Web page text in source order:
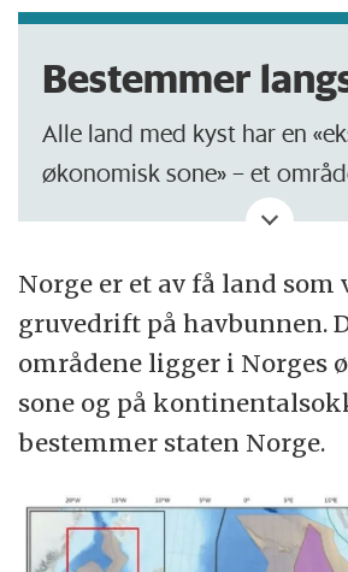
Bestemmer
Alle land med kyst har en
økonomisk sone» – et
400 kilometer som strekker
havbunnen, ifølge FN.
Dette gjelder også kystlinjen
som tilhører Norge, slik som
Norges kontinentalsokkel
sonen, på grunn av
geologiske forhold,
ifølge
Norge er et av få land som
gruvedrift på havbunnen.
områdene ligger i Norges
sone og på
bestemmer staten Norge.